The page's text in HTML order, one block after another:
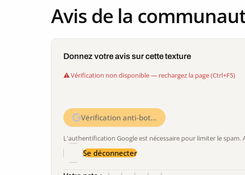
Avis de la
Donnez votre avis sur cette texture
Vérification non disponible — rechargez la page (Ctrl+F5)
Vérification anti-bot…
L'authentification Google est nécessaire pour limiter le
Se déconnecter